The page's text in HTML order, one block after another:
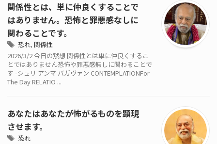
関係性とは、単に仲良くすることで
はありません。恐怖と罪悪感なしに
関わることです。
恐れ, 関係性
2026/3/2 今日の黙想 関係性とは単に仲良くするこ
とではありません恐怖や罪悪感無しに関わることで
す -シュリ アンマ バガヴァン CONTEMPLATIONFor
The Day RELATIO ...
あなたはあなたが怖がるものを顕現
させます。
恐れ